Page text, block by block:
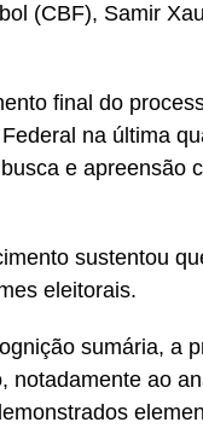
(CBF), Samir
final do
na última
e apreensão
sustentou
eleitorais.
sumária, a
ao